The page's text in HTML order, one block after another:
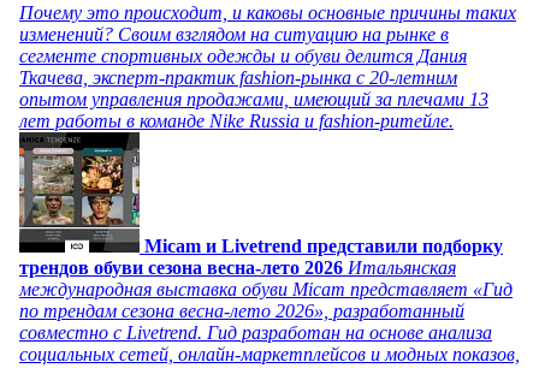
Почему это происходит, и каковы основные причины таких
изменений? Своим взглядом на ситуацию на рынке в
сегменте спортивных одежды и обуви делится Дания
Ткачева, эксперт-практик fashion-рынка с 20-летним
опытом управления продажами, имеющий за плечами 13
лет работы в команде Nike Russia и fashion-ритейле.
Micam и Livetrend представили подборку
трендов обуви сезона весна-лето 2026 Итальянская
международная выставка обуви Micam представляет «Гид
по трендам сезона весна-лето 2026», разработанный
совместно с Livetrend. Гид разработан на основе анализа
социальных сетей, онлайн-маркетплейсов и модных показов,